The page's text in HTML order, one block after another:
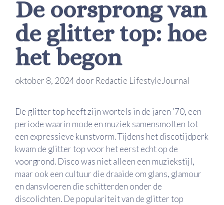
De oorsprong van
de glitter top: hoe
het begon
oktober 8, 2024 door Redactie LifestyleJournal
De glitter top heeft zijn wortels in de jaren ’70, een
periode waarin mode en muziek samensmolten tot
een expressieve kunstvorm. Tijdens het discotijdperk
kwam de glitter top voor het eerst echt op de
voorgrond. Disco was niet alleen een muziekstijl,
maar ook een cultuur die draaide om glans, glamour
en dansvloeren die schitterden onder de
discolichten. De populariteit van de glitter top